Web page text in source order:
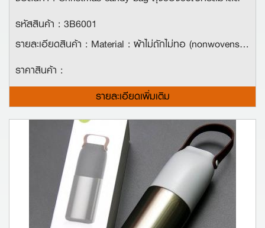
รหัสสินค้า : 3B6001
รายละเอียดสินค้า : Material : ผ้าไม่ถักไม่ทอ (nonwovens) ขนาด : ประมาณ 40*20 ซม. คุณสมบัติ : การออกแบบที่น่ารัก เหมาะสำหรับใส่ของขวัญขนมและช็อคโกแลตในวันคริสต์มาส!
ราคาสินค้า :
รายละเอียดเพิ่มเติม